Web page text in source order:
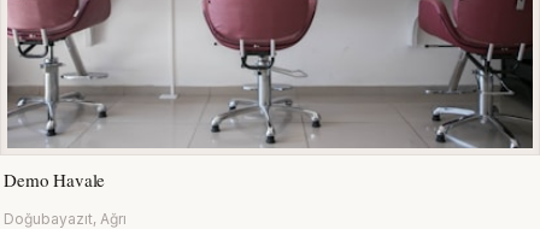
Demo Havale
Doğubayazıt, Ağrı